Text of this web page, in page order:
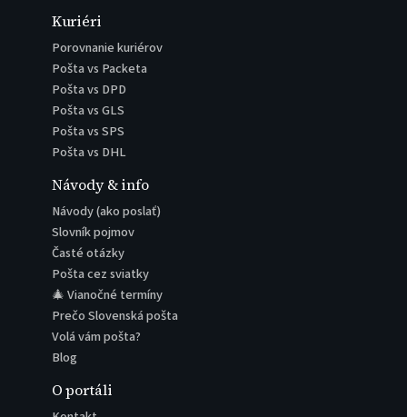
Kuriéri
Porovnanie kuriérov
Pošta vs Packeta
Pošta vs DPD
Pošta vs GLS
Pošta vs SPS
Pošta vs DHL
Návody & info
Návody (ako poslať)
Slovník pojmov
Časté otázky
Pošta cez sviatky
🎄 Vianočné termíny
Prečo Slovenská pošta
Volá vám pošta?
Blog
O portáli